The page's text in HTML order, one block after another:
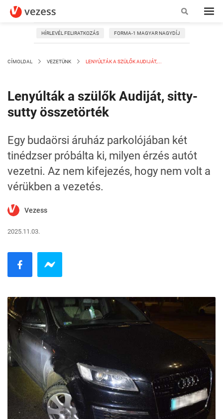
HÍRLEVÉL FELIRATKOZÁS FORMA-1 MAGYAR NAGYDÍJ
CÍMOLDAL VEZETÜNK LENYÚLTÁK A SZÜLŐK AUDIJÁT,...
Lenyúlták a szülők Audiját, sitty-
sutty összetörték
Egy budaörsi áruház parkolójában két
tinédzser próbálta ki, milyen érzés autót
vezetni. Az nem kifejezés, hogy nem volt a
vérükben a vezetés.
Vezess
2025.11.03.